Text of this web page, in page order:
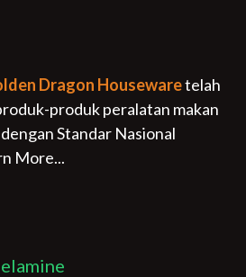
Dragon Housewaretelah
produk peralatan makan
Standar Nasional
More...